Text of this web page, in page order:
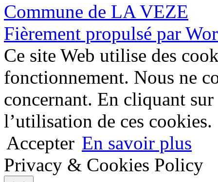
Commune de LA VEZE
Fièrement propulsé par
Ce site Web utilise des
fonctionnement. Nous ne
concernant. En cliquant sur
l’utilisation de ces cookies.
Accepter En savoir plus
Privacy & Cookies Policy